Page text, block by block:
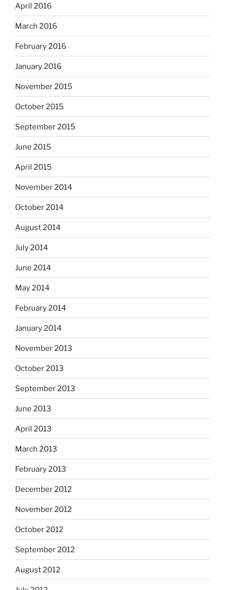
April 2016
March 2016
February 2016
January 2016
November 2015
October 2015
September 2015
June 2015
April 2015
November 2014
October 2014
August 2014
July 2014
June 2014
May 2014
February 2014
January 2014
November 2013
October 2013
September 2013
June 2013
April 2013
March 2013
February 2013
December 2012
November 2012
October 2012
September 2012
August 2012